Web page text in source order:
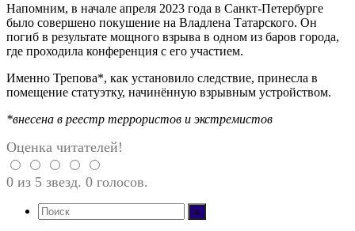
Напомним, в начале апреля 2023 года в Санкт-Петербурге
было совершено покушение на Владлена Татарского. Он
погиб в результате мощного взрыва в одном из баров города,
где проходила конференция с его участием.
Именно Трепова*, как установило следствие, принесла в
помещение статуэтку, начинённую взрывным устройством.
*внесена в реестр террористов и экстремистов
Оценка читателей!
0 из 5 звезд. 0 голосов.